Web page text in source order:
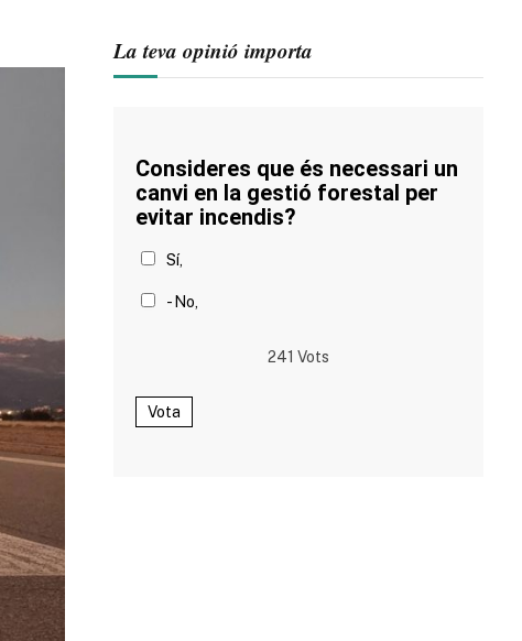
La teva opinió importa
Consideres que és necessari un
canvi en la gestió forestal per
evitar incendis?
Sí,
- No,
241 Vots
Vota